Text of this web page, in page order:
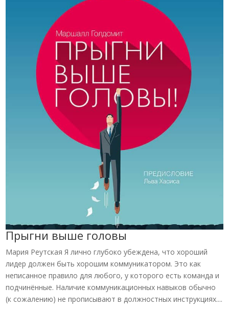
Прыгни выше головы
Мария Реутская Я лично глубоко убеждена, что хороший
лидер должен быть хорошим коммуникатором. Это как
неписанное правило для любого, у которого есть команда и
подчинённые. Наличие коммуникационных навыков обычно
(к сожалению) не прописывают в должностных инструкциях....